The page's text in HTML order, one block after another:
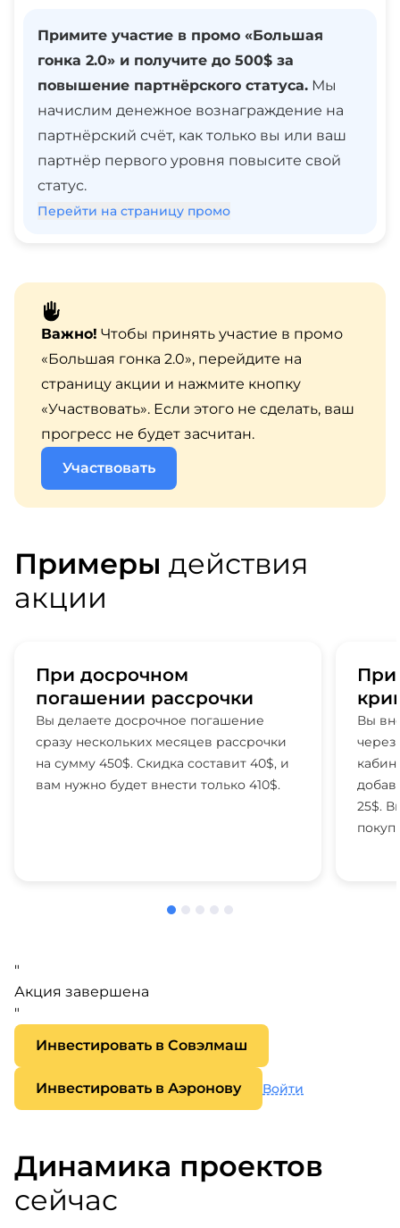
Примите участие в промо «Большая
гонка 2.0» и получите до 500$ за
повышение партнёрского статуса. Мы
начислим денежное вознаграждение на
партнёрский счёт, как только вы или ваш
партнёр первого уровня повысите свой
статус.
Перейти на страницу промо
Важно! Чтобы принять участие в промо
«Большая гонка 2.0», перейдите на
страницу акции и нажмите кнопку
«Участвовать». Если этого не сделать, ваш
прогресс не будет засчитан.
Участвовать
Примеры действия
акции
При досрочном
погашении рассрочки
Вы делаете досрочное погашение
сразу нескольких месяцев рассрочки
на сумму 450$. Скидка составит 40$, и
вам нужно будет внести только 410$.
При
Вы
25$.
"
Акция завершена
"
Инвестировать в Совэлмаш
Инвестировать в Аэронову Войти
Динамика проектов
сейчас